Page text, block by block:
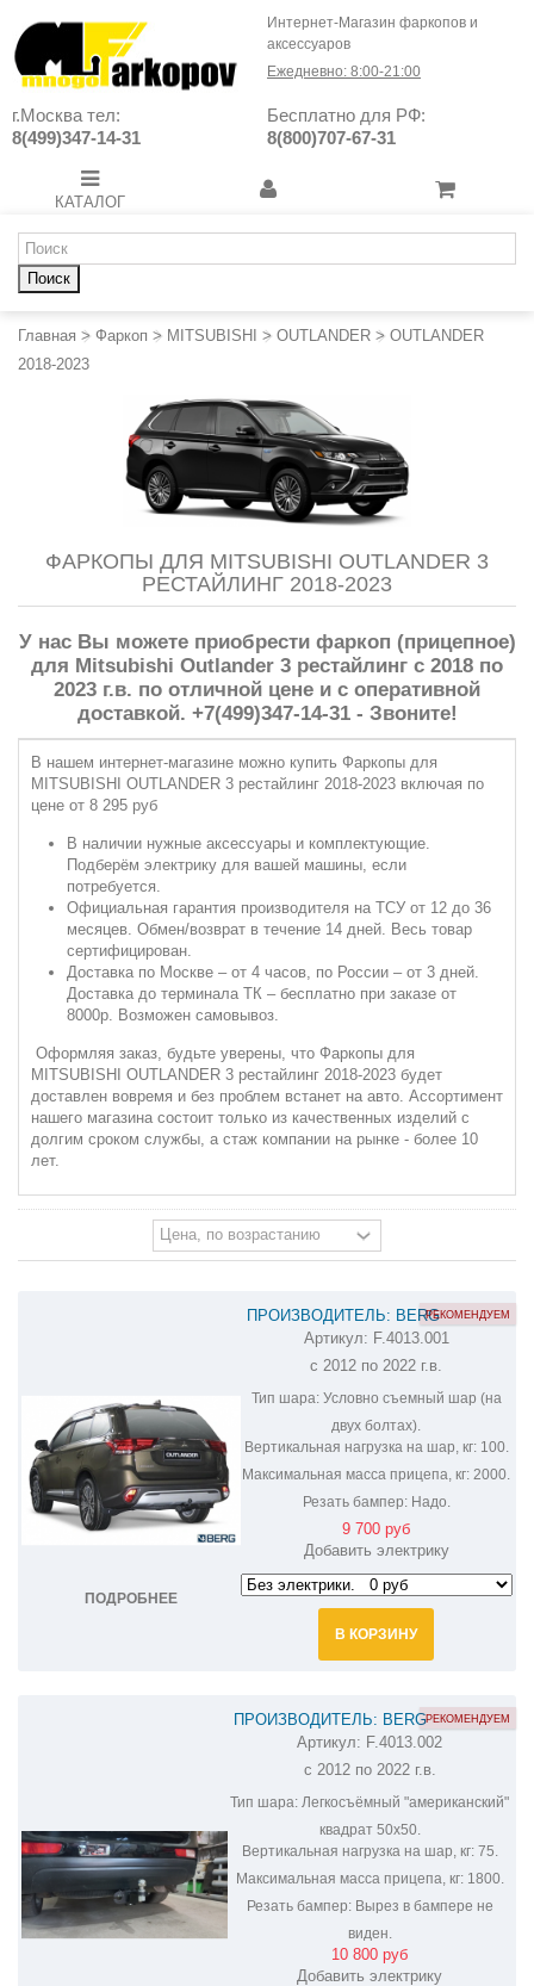
Интернет-Магазин фаркопов и
аксессуаров
Ежедневно: 8:00-21:00
г.Москва тел:
8(499)347-14-31
Бесплатно для РФ:
8(800)707-67-31
КАТАЛОГ
Поиск
Главная > Фаркоп > MITSUBISHI > OUTLANDER > OUTLANDER
2018-2023
ФАРКОПЫ ДЛЯ MITSUBISHI OUTLANDER 3
РЕСТАЙЛИНГ 2018-2023
У нас Вы можете приобрести фаркоп (прицепное)
для Mitsubishi Outlander 3 рестайлинг с 2018 по
2023 г.в. по отличной цене и с оперативной
доставкой. +7(499)347-14-31 - Звоните!
В нашем интернет-магазине можно купить Фаркопы для
MITSUBISHI OUTLANDER 3 рестайлинг 2018-2023 включая по
цене от 8 295 руб
В наличии нужные аксессуары и комплектующие.
Подберём электрику для вашей машины, если
потребуется.
Официальная гарантия производителя на ТСУ от 12 до 36
месяцев. Обмен/возврат в течение 14 дней. Весь товар
сертифицирован.
Доставка по Москве – от 4 часов, по России – от 3 дней.
Доставка до терминала ТК – бесплатно при заказе от
8000р. Возможен самовывоз.
Оформляя заказ, будьте уверены, что Фаркопы для
MITSUBISHI OUTLANDER 3 рестайлинг 2018-2023 будет
доставлен вовремя и без проблем встанет на авто. Ассортимент
нашего магазина состоит только из качественных изделий с
долгим сроком службы, а стаж компании на рынке - более 10
лет.
ПОДРОБНЕЕ
ПРОИЗВОДИТЕЛЬ: BERG
ФАРКОП НА MITSUBISHI OUTLANDER
F.4013.001
Артикул: F.4013.001
с 2012 по 2022 г.в.
Тип шара:Условно съемный шар (на
двух болтах).
Вертикальная нагрузка на шар, кг:100.
Максимальная масса прицепа, кг: 2000.
Резать бампер:Надо.
РЕКОМЕНДУЕМ
9 700 руб
Добавить электрику
В КОРЗИНУ
ПРОИЗВОДИТЕЛЬ: BERG
ФАРКОП НА MITSUBISHI OUTLANDER
F.4013.002
Артикул: F.4013.002
с 2012 по 2022 г.в.
Тип шара: Легкосъёмный "американский"
квадрат 50х50.
Вертикальная нагрузка на шар, кг:75.
Максимальная масса прицепа, кг:1800.
Резать бампер:Вырез в бампере не
виден.
РЕКОМЕНДУЕМ
10 800 руб
Добавить электрику